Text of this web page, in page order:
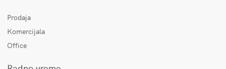
Prodaja
Komercijala
Office